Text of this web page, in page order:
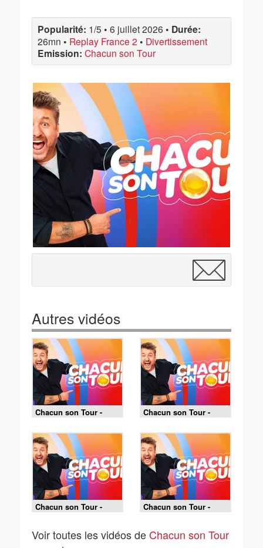
Popularité: 1/5 • 6 juillet 2026 • Durée:
26mn • Replay France 2 • Divertissement
Emission: Chacun son Tour
Autres vidéos
Chacun son Tour -
07/08/2026
Chacun son Tour -
06/08/2026
Chacun son Tour -
05/08/2026
Chacun son Tour -
04/08/2026
Voir toutes les vidéos de Chacun son Tour